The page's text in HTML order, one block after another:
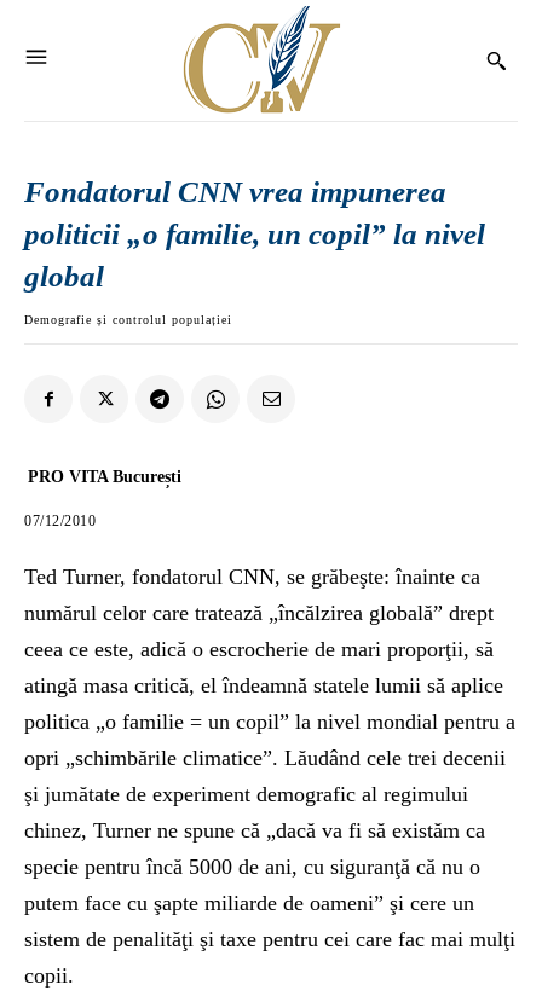
Fondatorul CNN vrea impunerea
politicii „o familie, un copil” la nivel
global
Demografie și controlul populației
PRO VITA București
07/12/2010
Ted Turner, fondatorul CNN, se grăbeşte: înainte ca
numărul celor care tratează „încălzirea globală” drept
ceea ce este, adică o escrocherie de mari proporţii, să
atingă masa critică, el îndeamnă statele lumii să aplice
politica „o familie = un copil” la nivel mondial pentru a
opri „schimbările climatice”. Lăudând cele trei decenii
şi jumătate de experiment demografic al regimului
chinez, Turner ne spune că „dacă va fi să existăm ca
specie pentru încă 5000 de ani, cu siguranţă că nu o
putem face cu şapte miliarde de oameni” şi cere un
sistem de penalităţi şi taxe pentru cei care fac mai mulţi
copii.